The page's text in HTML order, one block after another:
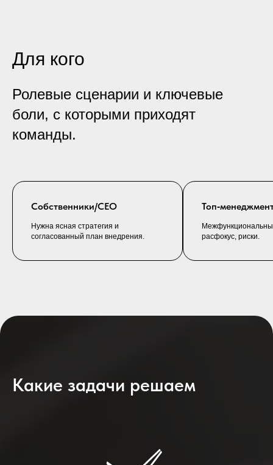
Для кого
Ролевые сценарии и ключевые
боли, с которыми приходят
команды.
Собственники/CEO
Нужна ясная стратегия и
согласованный план внедрения.
расфокус, риски.
Какие задачи решаем